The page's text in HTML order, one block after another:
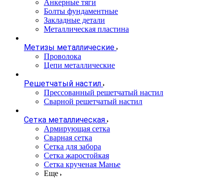
Анкерные тяги
Болты фундаментные
Закладные детали
Металлическая пластина
Метизы металлические
Проволока
Цепи металлические
Решетчатый настил
Прессованный решетчатый настил
Сварной решетчатый настил
Сетка металлическая
Армирующая сетка
Сварная сетка
Сетка для забора
Сетка жаростойкая
Сетка крученая Манье
Еще